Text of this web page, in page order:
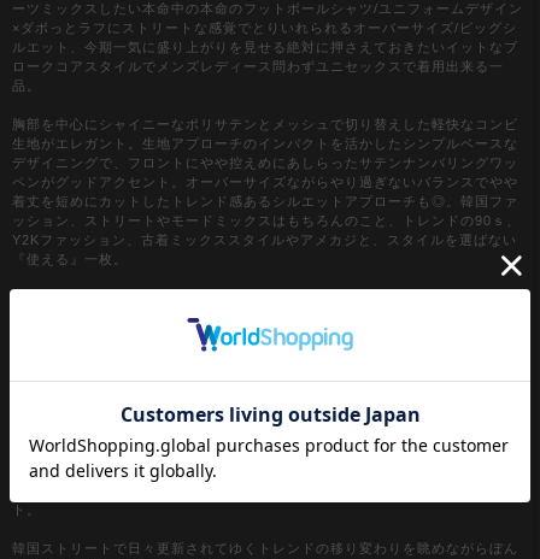
ーツミックスしたい本命中の本命のフットボールシャツ/ユニフォームデザイン
×ダボっとラフにストリートな感覚でとりいれられるオーバーサイズ/ビッグシ
ルエット、今期一気に盛り上がりを見せる絶対に押さえておきたいイットなブ
ロークコアスタイルでメンズレディース問わずユニセックスで着用出来る一
品。
胸部を中心にシャイニーなポリサテンとメッシュで切り替えした軽快なコンビ
生地がエレガント。生地アプローチのインパクトを活かしたシンプルベースな
デザイニングで、フロントにやや控えめにあしらったサテンナンバリングワッ
ペンがグッドアクセント。オーバーサイズながらやり過ぎないバランスでやや
着丈を短めにカットしたトレンド感あるシルエットアプローチも◎。韓国ファ
ッション、ストリートやモードミックスはもちろんのこと、トレンドの90ｓ、
Y2Kファッション、古着ミックススタイルやアメカジと、スタイルを選ばない
『使える』一枚。
【a.p.o.v. / エーピーオービー】
a point of view...
ト。
韓国ストリートで日々更新されてゆくトレンドの移り変わりを眺めながらぼん